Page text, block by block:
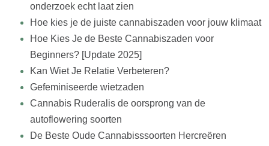
onderzoek echt laat zien
Hoe kies je de juiste cannabiszaden voor jouw klimaat
Hoe Kies Je de Beste Cannabiszaden voor
Beginners? [Update 2025]
Kan Wiet Je Relatie Verbeteren?
Gefeminiseerde wietzaden
Cannabis Ruderalis de oorsprong van de
autoflowering soorten
De Beste Oude Cannabisssoorten Hercreëren